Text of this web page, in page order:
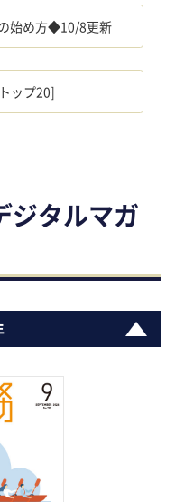
始め方◆10/8更新
ップ20]
ジタルマガ